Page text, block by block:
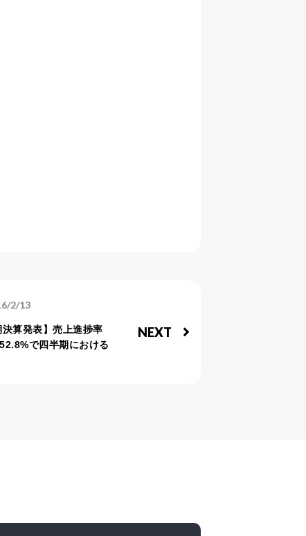
NEXT
2/13
算発表】売上進捗率
で四半期における